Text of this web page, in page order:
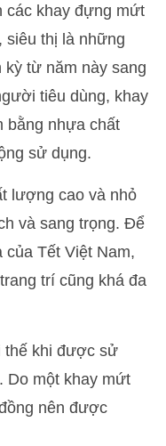
các khay đựng mứt
siêu thị là những
kỳ từ năm này sang
tiêu dùng, khay
bằng nhựa chất
sử dụng.
lượng cao và nhỏ
và sang trọng. Để
Tết Việt Nam,
trí cũng khá đa
thế khi được sử
Do một khay mứt
nên được